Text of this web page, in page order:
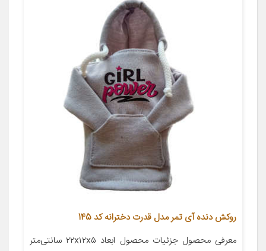
روکش دنده آی تمر مدل قدرت دخترانه کد 145
معرفی محصول جزئیات محصول ابعاد ۲۲x۱۲x۵ سانتی‌متر